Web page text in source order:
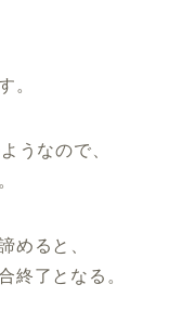
。
うなので、
めると、
終了となる。